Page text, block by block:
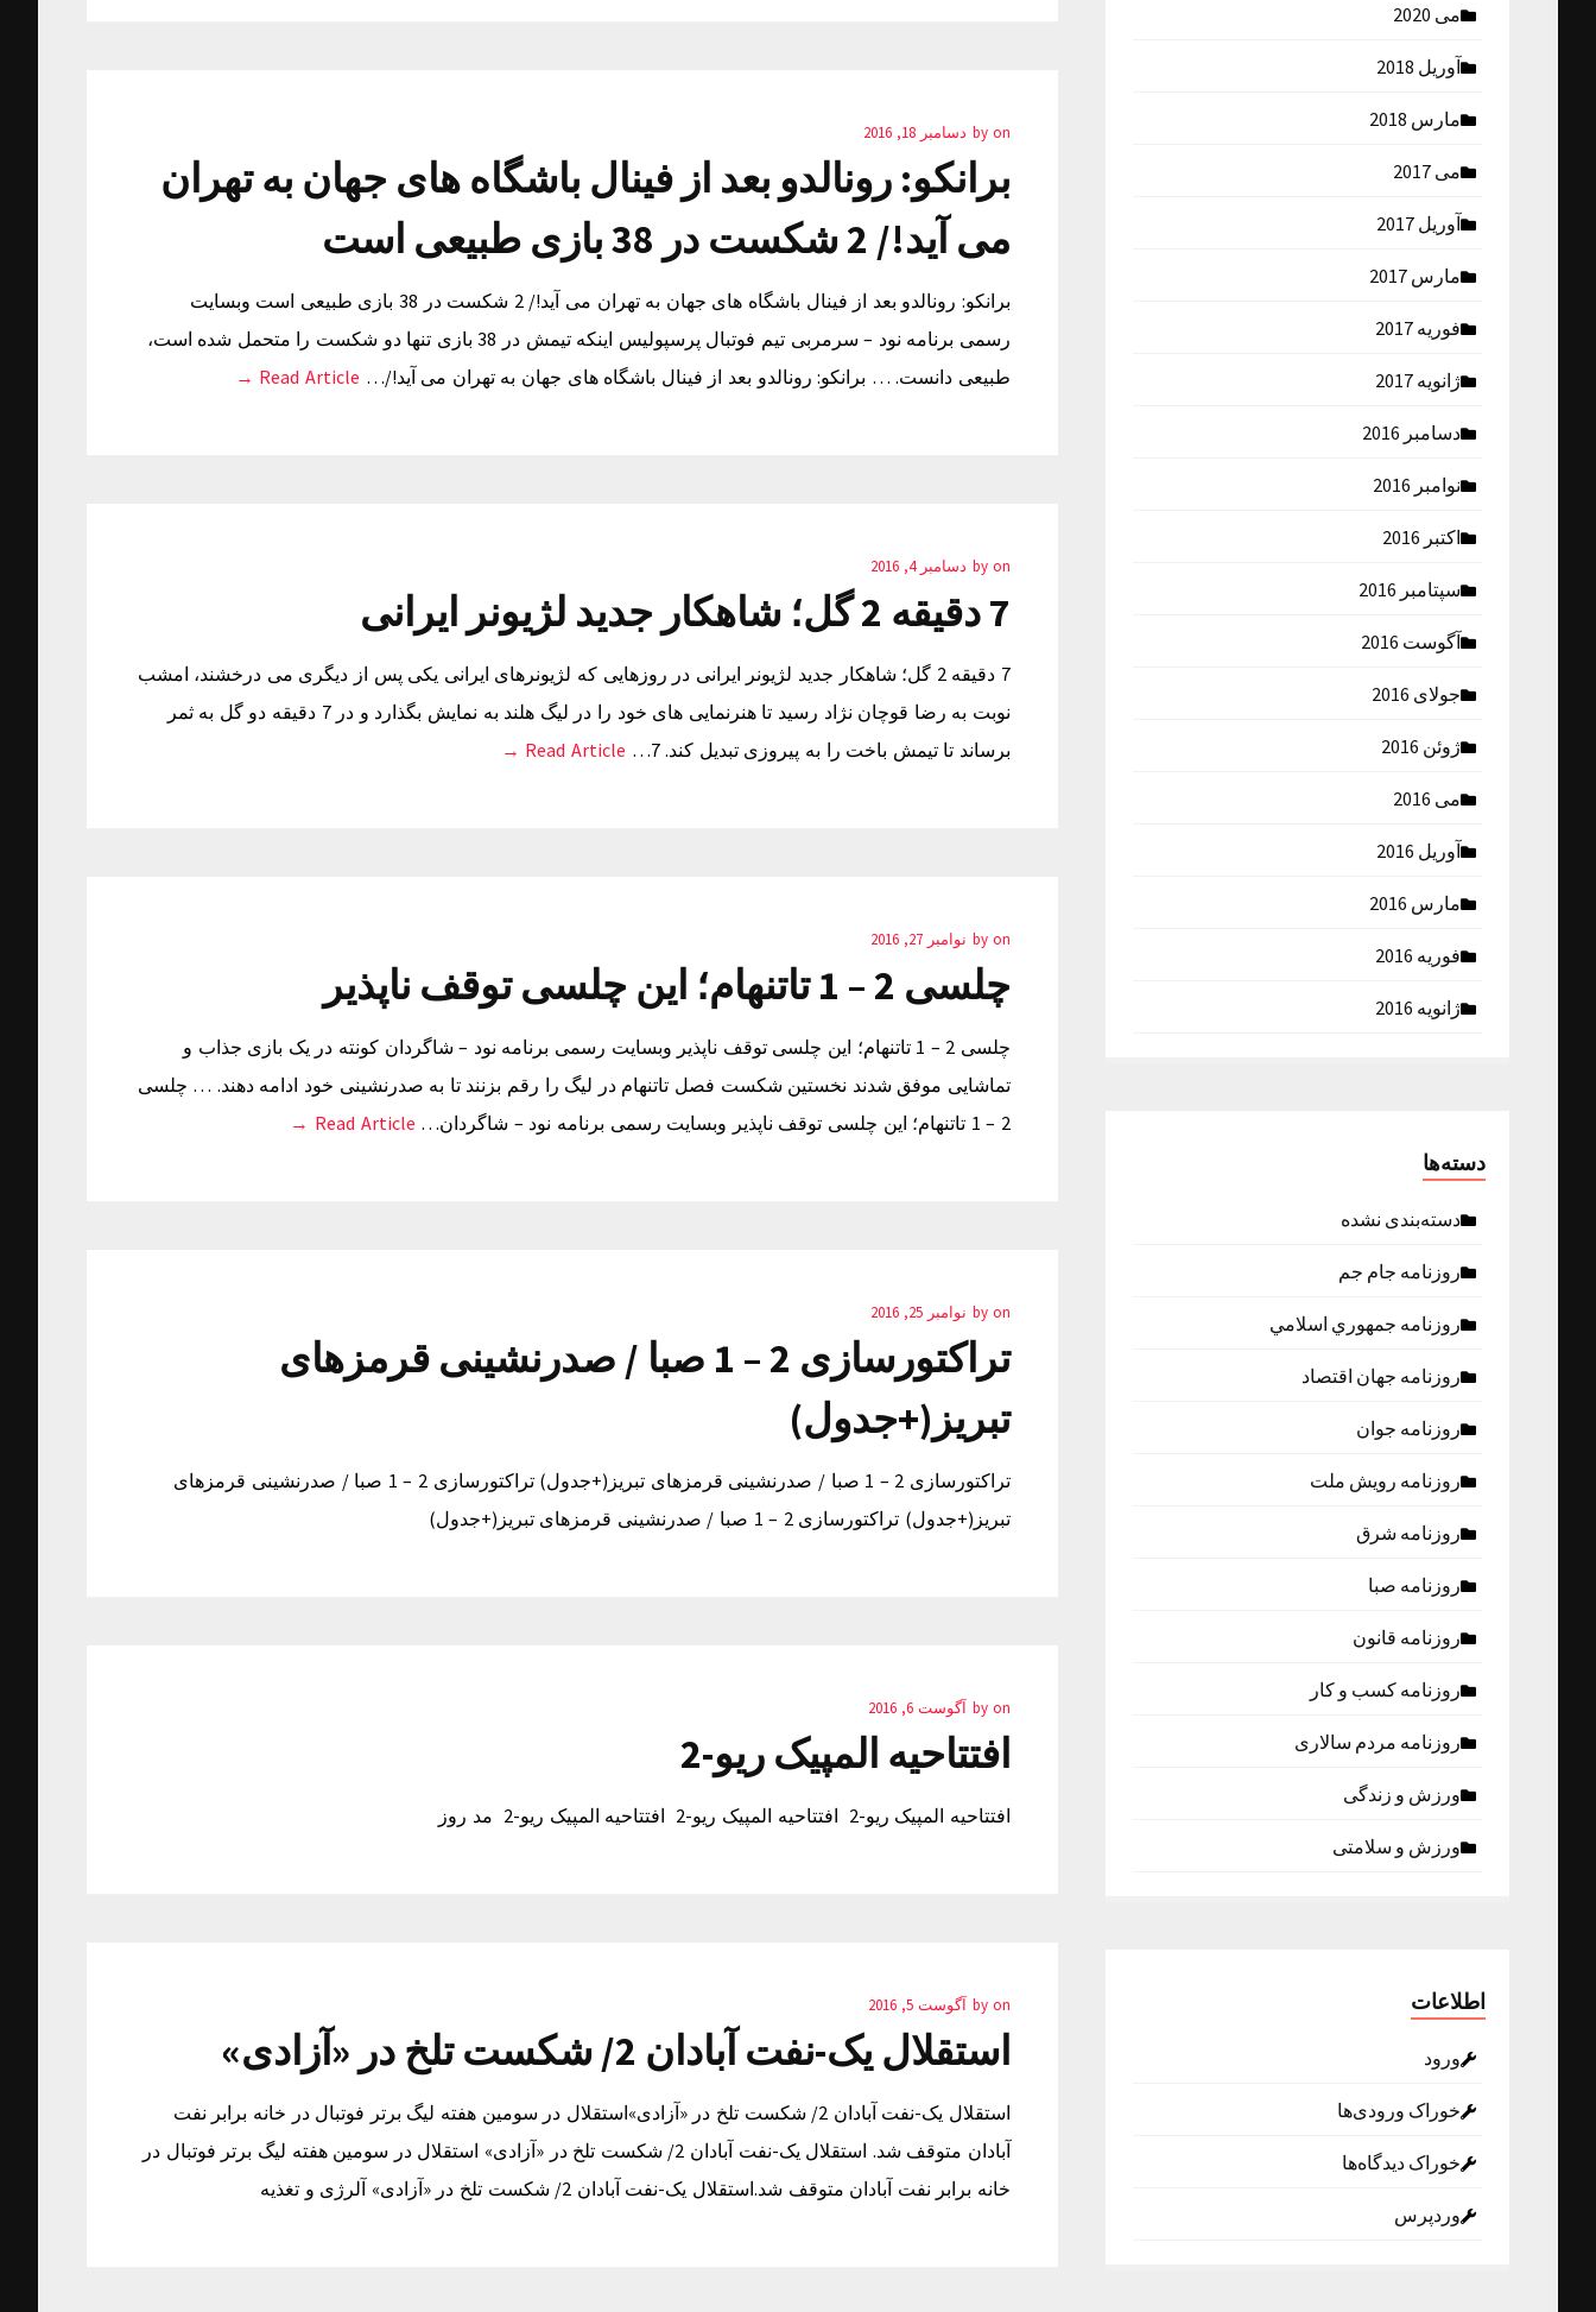
by on دسامبر 18, 2016
برانکو: رونالدو بعد از فینال باشگاه های جهان به تهران
می آید!/ 2 شکست در 38 بازی طبیعی است
برانکو: رونالدو بعد از فینال باشگاه های جهان به تهران می آید!/ 2 شکست در 38 بازی طبیعی است وبسایت
رسمی برنامه نود – سرمربی تیم فوتبال پرسپولیس اینکه تیمش در 38 بازی تنها دو شکست را متحمل شده است،
طبیعی دانست. … برانکو: رونالدو بعد از فینال باشگاه های جهان به تهران می آید!/… Read Article →
by on دسامبر 4, 2016
7 دقیقه 2 گل؛ شاهکار جدید لژیونر ایرانی
7 دقیقه 2 گل؛ شاهکار جدید لژیونر ایرانی در روزهایی که لژیونرهای ایرانی یکی پس از دیگری می درخشند، امشب
نوبت به رضا قوچان نژاد رسید تا هنرنمایی های خود را در لیگ هلند به نمایش بگذارد و در 7 دقیقه دو گل به ثمر
برساند تا تیمش باخت را به پیروزی تبدیل کند. 7…
Read Article →
by on نوامبر 27, 2016
چلسی 2 – 1 تاتنهام؛ این چلسی توقف ناپذیر
چلسی 2 – 1 تاتنهام؛ این چلسی توقف ناپذیر وبسایت رسمی برنامه نود – شاگردان کونته در یک بازی جذاب و
تماشایی موفق شدند نخستین شکست فصل تاتنهام در لیگ را رقم بزنند تا به صدرنشینی خود ادامه دهند. … چلسی
2 – 1 تاتنهام؛ این چلسی توقف ناپذیر وبسایت رسمی برنامه نود – شاگردان…
Read Article →
by on نوامبر 25, 2016
تراکتورسازی 2 – 1 صبا / صدرنشینی قرمزهای
تبریز(+جدول)
تراکتورسازی 2 – 1 صبا / صدرنشینی قرمزهای تبریز(+جدول) تراکتورسازی 2 – 1 صبا / صدرنشینی قرمزهای
تبریز(+جدول) تراکتورسازی 2 – 1 صبا / صدرنشینی قرمزهای تبریز(+جدول)
by on آگوست 6, 2016
افتتاحیه المپیک ریو-‎ 2
افتتاحیه المپیک ریو-‎ 2 افتتاحیه المپیک ریو-‎ 2 افتتاحیه المپیک ریو-‎ 2 مد روز
by on آگوست 5, 2016
استقلال یک-نفت آبادان 2/ شکست تلخ در «آزادی»
استقلال یک-نفت آبادان 2/ شکست تلخ در «آزادی»استقلال در سومین هفته لیگ برتر فوتبال در خانه برابر نفت
آبادان متوقف شد. استقلال یک-نفت آبادان 2/ شکست تلخ در «آزادی» استقلال در سومین هفته لیگ برتر فوتبال در
خانه برابر نفت آبادان متوقف شد.استقلال یک-نفت آبادان 2/ شکست تلخ در «آزادی» آلرژی و تغذیه
می 2020
آوریل 2018
مارس 2018
می 2017
آوریل 2017
مارس 2017
فوریه 2017
ژانویه 2017
دسامبر 2016
نوامبر 2016
اکتبر 2016
سپتامبر 2016
آگوست 2016
جولای 2016
ژوئن 2016
می 2016
آوریل 2016
مارس 2016
فوریه 2016
ژانویه 2016
دسته‌ها
دسته‌بندی نشده
روزنامه جام جم
روزنامه جمهوري اسلامي
روزنامه جهان اقتصاد
روزنامه جوان
روزنامه رویش ملت
روزنامه شرق
روزنامه صبا
روزنامه قانون
روزنامه كسب و كار
روزنامه مردم سالاری
ورزش و زندگی
ورزش و سلامتی
اطلاعات
ورود
خوراک ورودی‌ها
خوراک دیدگاه‌ها
وردپرس